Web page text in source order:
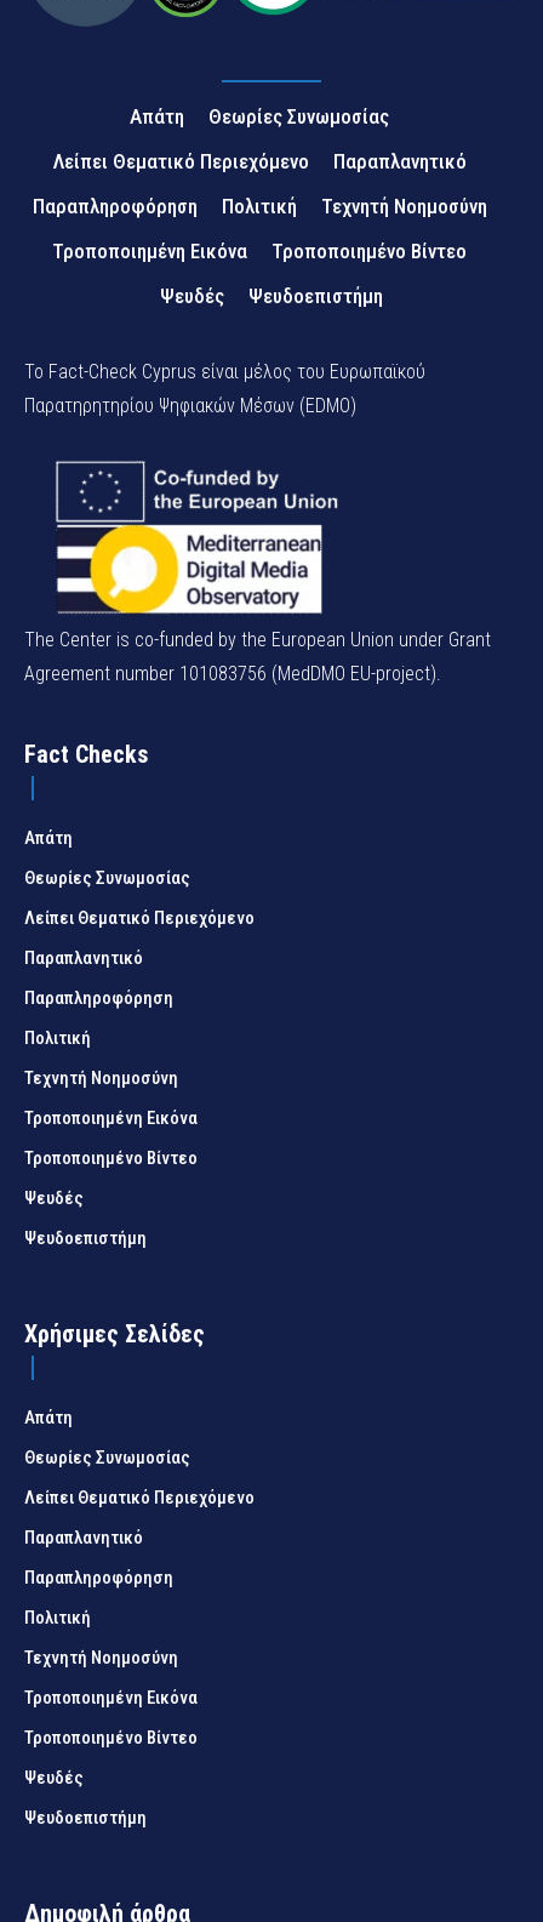
Απάτη
Θεωρίες Συνωμοσίας
Λείπει Θεματικό Περιεχόμενο
Παραπλανητικό
Παραπληροφόρηση
Πολιτική
Τεχνητή Νοημοσύνη
Τροποποιημένη Εικόνα
Τροποποιημένο Βίντεο
Ψευδές
Ψευδοεπιστήμη
Το Fact-Check Cyprus είναι μέλος του Ευρωπαϊκού
Παρατηρητηρίου Ψηφιακών Μέσων (EDMO)
The Center is co-funded by the European Union under Grant
Agreement number 101083756 (MedDMO EU-project).
Fact Checks
Απάτη
Θεωρίες Συνωμοσίας
Λείπει Θεματικό Περιεχόμενο
Παραπλανητικό
Παραπληροφόρηση
Πολιτική
Τεχνητή Νοημοσύνη
Τροποποιημένη Εικόνα
Τροποποιημένο Βίντεο
Ψευδές
Ψευδοεπιστήμη
Χρήσιμες Σελίδες
Απάτη
Θεωρίες Συνωμοσίας
Λείπει Θεματικό Περιεχόμενο
Παραπλανητικό
Παραπληροφόρηση
Πολιτική
Τεχνητή Νοημοσύνη
Τροποποιημένη Εικόνα
Τροποποιημένο Βίντεο
Ψευδές
Ψευδοεπιστήμη
Δημοφιλή άρθρα